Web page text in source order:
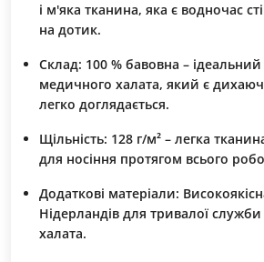
і м'яка тканина, яка є водночас
на дотик.
Склад: 100 % бавовна –
медичного халата, який є
легко доглядається.
Щільність: 128 г/м² – легка
для носіння протягом всього
Додаткові матеріали:
Нідерландів для тривалої служби
халата.